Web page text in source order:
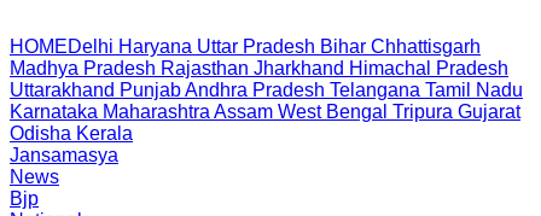
HOMEDelhi Haryana Uttar Pradesh Bihar Chhattisgarh
Madhya Pradesh Rajasthan Jharkhand Himachal Pradesh
Uttarakhand PunjabAndhra Pradesh Telangana Tamil Nadu
Karnataka Maharashtra Assam West Bengal Tripura Gujarat
Odisha Kerala
Jansamasya
News
Bjp